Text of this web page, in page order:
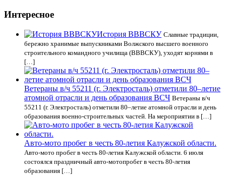
Интересное
История ВВВСКУ Славные традиции,
бережно хранимые выпускниками Волжского высшего военного
строительного командного училища (ВВВСКУ), уходят корнями в
[…]
Ветераны в/ч 55211 (г. Электросталь) отметили 80–летие
атомной отрасли и день образования ВСЧ Ветераны в/ч
55211 (г. Электросталь) отметили 80–летие атомной отрасли и день
образования военно-строительных частей. На мероприятии в […]
Авто-мото пробег в честь 80-летия Калужской области.
Авто-мото пробег в честь 80-летия Калужской области. 6 июля
состоялся праздничный авто-мотопробег в честь 80-летия
образования […]